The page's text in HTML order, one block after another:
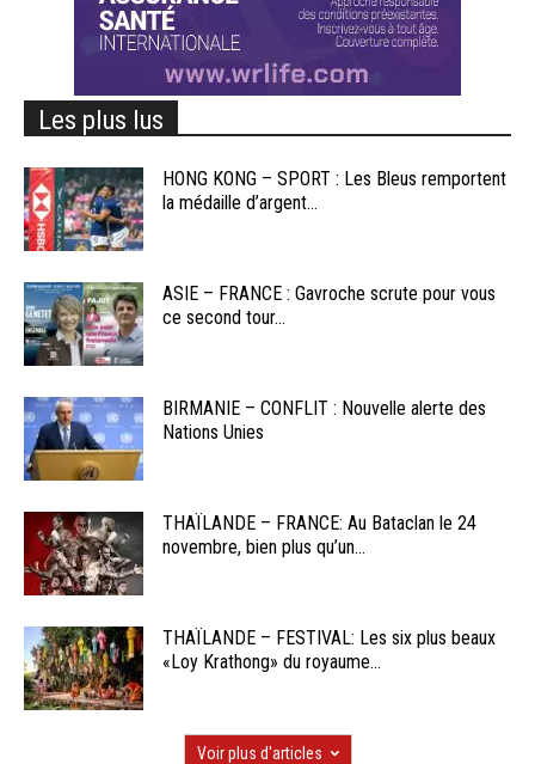
Les plus lus
HONG KONG – SPORT : Les Bleus remportent
la médaille d’argent...
ASIE – FRANCE : Gavroche scrute pour vous
ce second tour...
BIRMANIE – CONFLIT : Nouvelle alerte des
Nations Unies
THAÏLANDE – FRANCE: Au Bataclan le 24
novembre, bien plus qu’un...
THAÏLANDE – FESTIVAL: Les six plus beaux
«Loy Krathong» du royaume...
Voir plus d'articles